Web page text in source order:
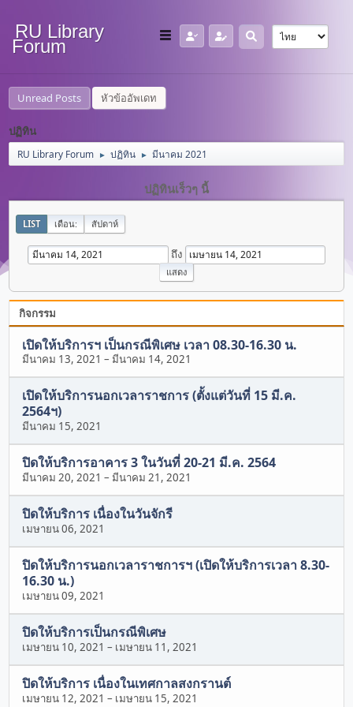
RU Library
Forum
Unread Posts หัวข้ออัพเดท
ปฏิทิน
RU Library Forum ► ปฏิทิน ► มีนาคม 2021
ปฏิทินเร็วๆ นี้
LIST เดือน: สัปดาห์
ถึง
กิจกรรม
เปิดให้บริการฯ เป็นกรณีพิเศษ เวลา 08.30-16.30 น.
มีนาคม 13, 2021 –มีนาคม 14, 2021
เปิดให้บริการนอกเวลาราชการ (ตั้งแต่วันที่ 15 มี.ค.
2564ฯ)
มีนาคม 15, 2021
ปิดให้บริการอาคาร 3 ในวันที่ 20-21 มี.ค. 2564
มีนาคม 20, 2021 –มีนาคม 21, 2021
ปิดให้บริการ เนื่องในวันจักรี
เมษายน 06, 2021
ปิดให้บริการนอกเวลาราชการฯ (เปิดให้บริการเวลา 8.30-
16.30 น.)
เมษายน 09, 2021
ปิดให้บริการเป็นกรณีพิเศษ
เมษายน 10, 2021 – เมษายน 11, 2021
ปิดให้บริการ เนื่องในเทศกาลสงกรานต์
เมษายน 12, 2021 – เมษายน 15, 2021